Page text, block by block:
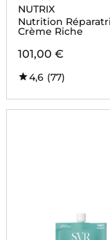
NUTRIX
Nutrition
Crème Riche
101,00 €
4,6 (77)